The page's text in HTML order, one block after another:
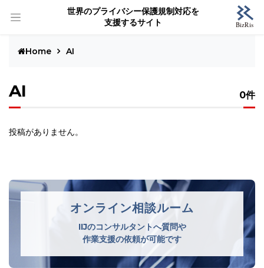
世界のプライバシー保護規制対応を
支援するサイト
Home AI
AI 0件
投稿がありません。
オンライン相談ルーム
IIJのコンサルタントへ質問や
作業支援の依頼が可能です